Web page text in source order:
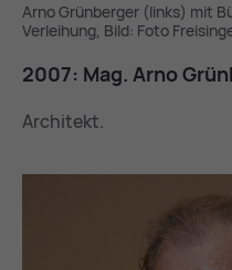
Arno Grünberger (links) mit
Verleihung, Bild: Foto
2007: Mag. Arno
Architekt.